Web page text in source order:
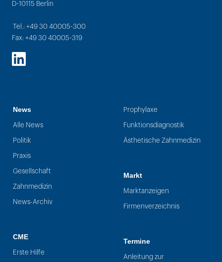
D-10115 Berlin
Tel.: +49 30 40005-300
Fax: +49 30 40005-319
LinkedIn
News
Alle News
Politik
Praxis
Gesellschaft
Zahnmedizin
News-Archiv
CME
Erste Hilfe
Prophylaxe
Funktionsdiagnostik
Ästhetische Zahnmedizin
Markt
Marktanzeigen
Firmenverzeichnis
Termine
Anleitung zur